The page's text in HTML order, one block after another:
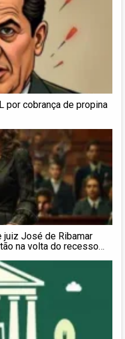
por cobrança de propina
juiz José de Ribamar
na volta do recesso